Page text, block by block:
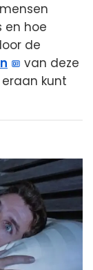
en hoe
de
van deze
kunt